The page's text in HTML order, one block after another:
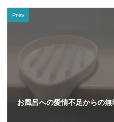
Prev
お風呂への愛情不足からの